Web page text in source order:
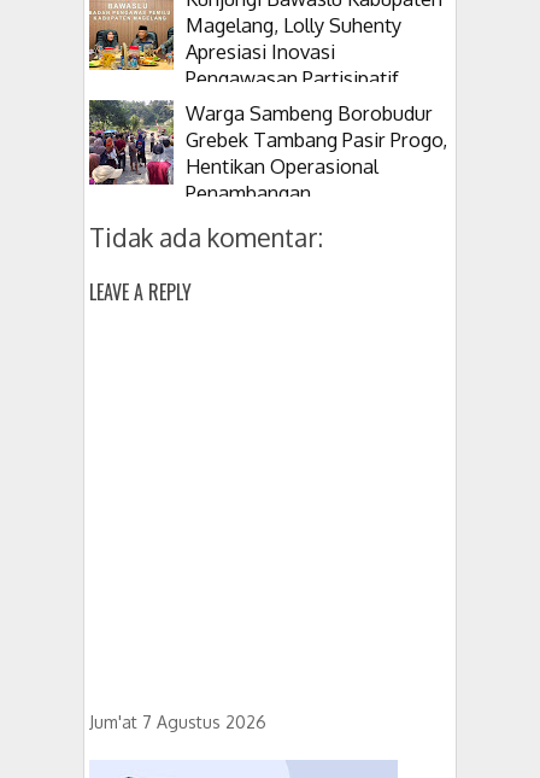
Magelang, Lolly Suhenty
Apresiasi Inovasi
Pengawasan Partisipatif
Warga Sambeng Borobudur
Grebek Tambang Pasir Progo,
Hentikan Operasional
Penambangan
Tidak ada komentar:
LEAVE A REPLY
Jum'at 7 Agustus 2026